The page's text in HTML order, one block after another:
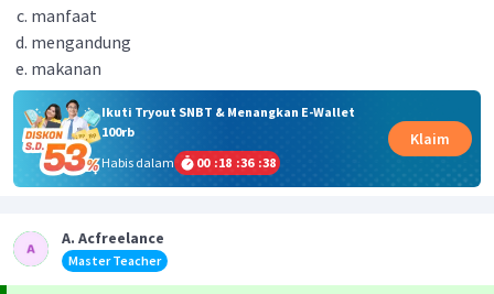
manfaat
mengandung
makanan
Ikuti Tryout SNBT & Menangkan E-Wallet
100rb
Habis dalam
00 :18 :36 :37
Klaim
A. Acfreelance
Master Teacher